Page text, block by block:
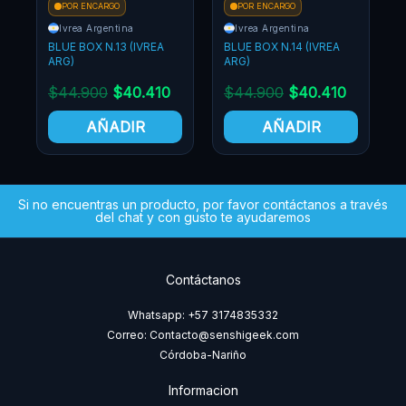
POR ENCARGO
Ivrea Argentina
BLUE BOX N.14 (IVREA
ARG)
$44.900 $40.410
AÑADIR
POR ENCARGO
Planeta Comic
LA CAJA AZUL N.13
(PLANETA COMIC)
$58.900 $50.065
AÑADIR
Si no encuentras un producto, por favor contáctanos a través
del chat y con gusto te ayudaremos
Contáctanos
Whatsapp: +57 3174835332
Correo: Contacto@senshigeek.com
Córdoba-Nariño
Informacion